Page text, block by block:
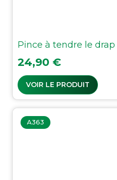
Pince à tendre le
Prix
24,90 €
VOIR LE PRODUIT
A363